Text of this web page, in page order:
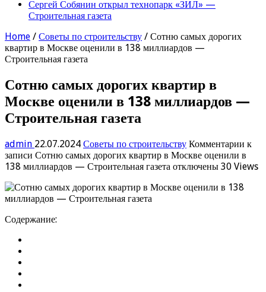
Сергей Собянин открыл технопарк «ЗИЛ» —
Строительная газета
Home / Советы по строительству / Сотню самых дорогих
квартир в Москве оценили в 138 миллиардов —
Строительная газета
Сотню самых дорогих квартир в
Москве оценили в 138 миллиардов —
Строительная газета
admin 22.07.2024 Советы по строительству Комментарии к
записи Сотню самых дорогих квартир в Москве оценили в
138 миллиардов — Строительная газета отключены 30 Views
Содержание: